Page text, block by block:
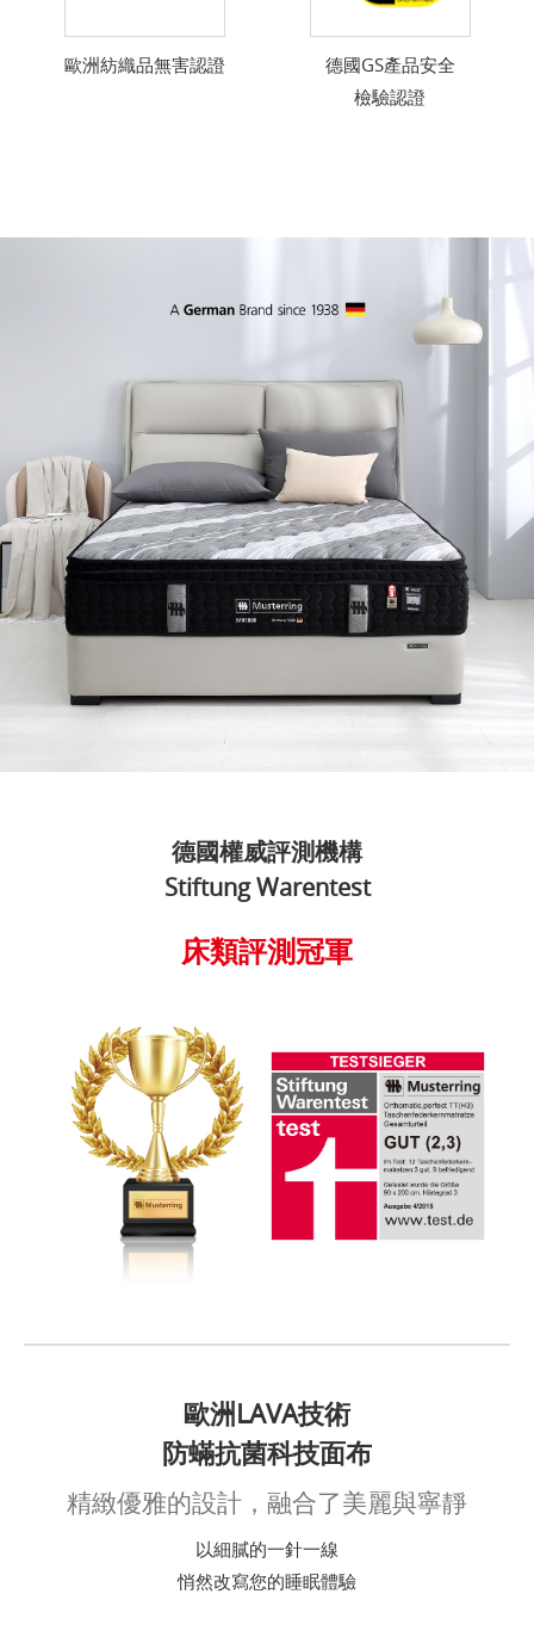
歐洲紡織品無害認證
德國GS產品安全
檢驗認證
德國權威評測機構
Stiftung Warentest
床類評測冠軍
歐洲LAVA技術
防蟎抗菌科技面布
精緻優雅的設計，融合了美麗與寧靜
以細膩的一針一線
悄然改寫您的睡眠體驗